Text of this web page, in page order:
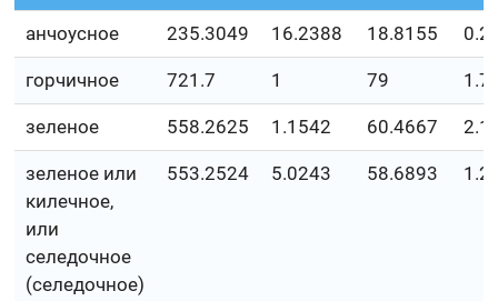
анчоусное 235.3049 16.2388 18.8155
горчичное 721.7 1 79 1.7
зеленое 558.2625 1.1542 60.4667
зеленое или
килечное,
или
селедочное
(селедочное)
553.2524 5.0243 58.6893